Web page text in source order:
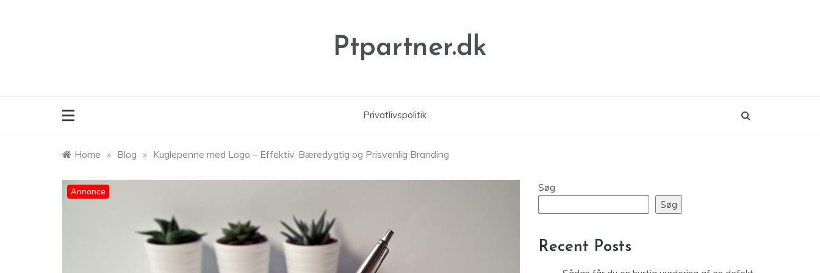
Ptpartner.dk
Privatlivspolitik
Home » Blog » Kuglepenne med Logo – Effektiv, Bæredygtig og Prisvenlig Branding
Annonce
Søg
Søg
Recent Posts